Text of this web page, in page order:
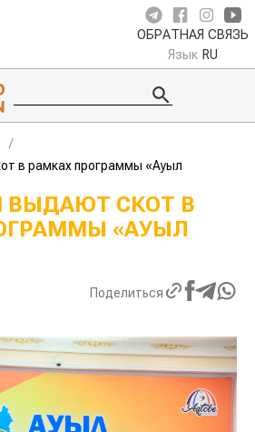
ОБРАТНАЯ СВЯЗЬ
Язык RU
в рамках программы «Ауыл
ВЫДАЮТ СКОТ В
«АУЫЛ
Поделиться